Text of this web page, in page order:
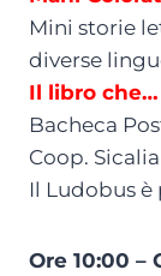
Mini storie
diverse
Il libro
Bacheca
Coop.
Il Ludobus è
Ore 10:00 –